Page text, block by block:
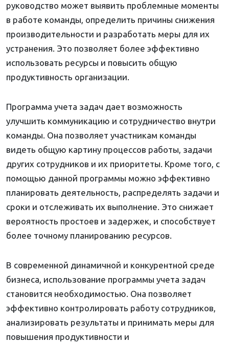
руководство может выявить проблемные моменты
в работе команды, определить причины снижения
производительности и разработать меры для их
устранения. Это позволяет более эффективно
использовать ресурсы и повысить общую
продуктивность организации.
Программа учета задач дает возможность
улучшить коммуникацию и сотрудничество внутри
команды. Она позволяет участникам команды
видеть общую картину процессов работы, задачи
других сотрудников и их приоритеты. Кроме того, с
помощью данной программы можно эффективно
планировать деятельность, распределять задачи и
сроки и отслеживать их выполнение. Это снижает
вероятность простоев и задержек, и способствует
более точному планированию ресурсов.
В современной динамичной и конкурентной среде
бизнеса, использование программы учета задач
становится необходимостью. Она позволяет
эффективно контролировать работу сотрудников,
анализировать результаты и принимать меры для
повышения продуктивности и